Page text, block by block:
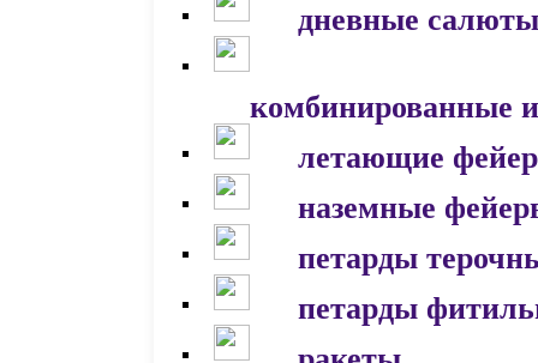
дневные салюты
комбинированные
летающие
наземные
петарды
петарды